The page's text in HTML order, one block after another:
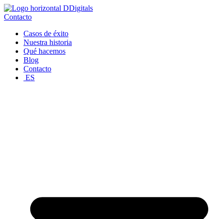
Ir
al
Contacto
Casos de éxito
Nuestra historia
Qué hacemos
Blog
Contacto
ES